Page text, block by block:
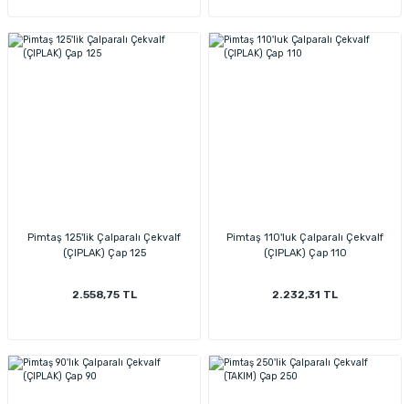
Pimtaş 125'lik Çalparalı Çekvalf
(ÇIPLAK) Çap 125
2.558,75 TL
Pimtaş 110'luk Çalparalı Çekvalf
(ÇIPLAK) Çap 110
2.232,31 TL